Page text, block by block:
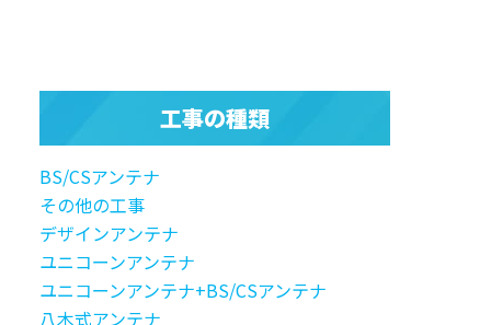
工事の種類
BS/CSアンテナ
その他の工事
デザインアンテナ
ユニコーンアンテナ
ユニコーンアンテナ+BS/CSアンテナ
八木式アンテナ